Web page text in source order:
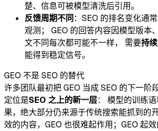
楚、信息可被模型清洗后引用。
反馈周期不同 ：SEO 的排名变化通
观测； GEO 的回答内容因模型版本
文不同每次都可能不一样， 需要持
能得到稳定信号。
GEO 不是 SEO 的替代
许多团队最初把 GEO 当成 SEO 的下一阶
定位是SEO 之上的新一层： 模型的训练
果，绝大部分仍来源于传统搜索能抓到的
效的内容，GEO 也很难起作用；GEO 起